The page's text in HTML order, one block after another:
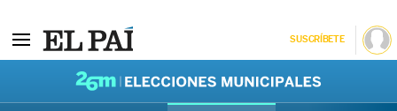
SUSCRÍBETE